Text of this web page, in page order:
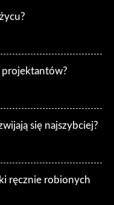
projektantów?
się najszybciej?
ręcznie robionych